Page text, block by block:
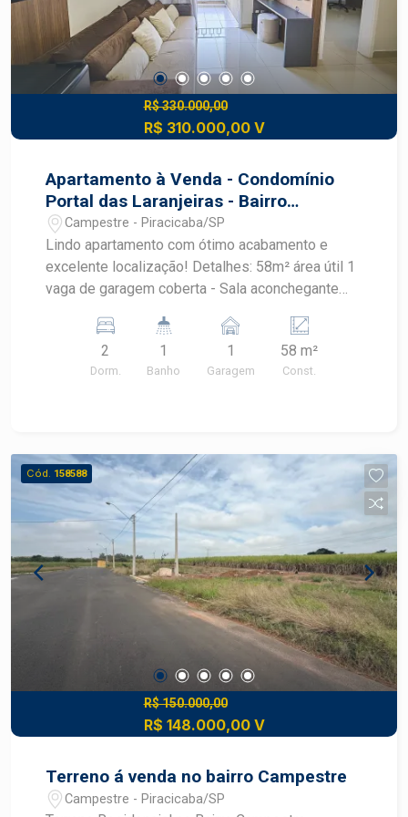
R$ 330.000,00
R$ 310.000,00 V
Apartamento à Venda - Condomínio
Portal das Laranjeiras - Bairro
Campestre, Piracicaba/SP.
Campestre - Piracicaba/SP
Lindo apartamento com ótimo acabamento e
excelente localização! Detalhes: 58m² área útil 1
vaga de garagem coberta - Sala aconchegante
cooktop 4 bocas - 2 dormitórios com planejados
sendo um deles com ar-condicionado - Varanda
gourmet, perfeita para receber amigos e relaxar. -
morar ou investir! Consulte sempre um
Especialista Frias Neto.
2
Dorm.
1
Banho
1
Garagem
58 m²
Const.
Cód. 158588
R$ 150.000,00
R$ 148.000,00 V
Terreno á venda no bairro Campestre
Campestre - Piracicaba/SP